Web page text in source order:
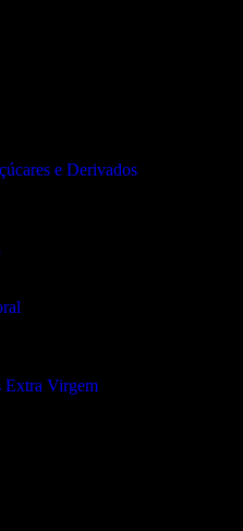
e Derivados
Extra Virgem